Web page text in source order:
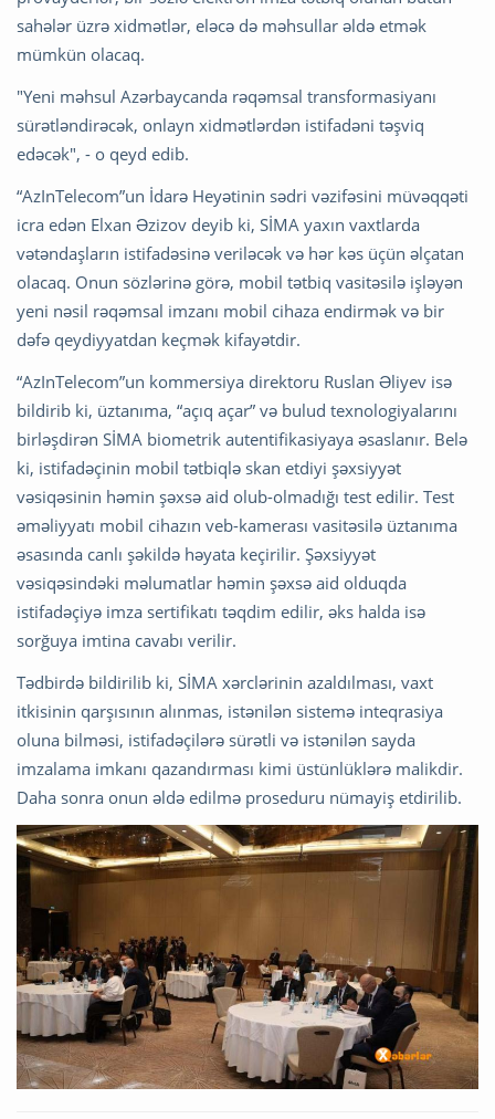
sahələr üzrə xidmətlər, eləcə də məhsullar əldə etmək
mümkün olacaq.
"Yeni məhsul Azərbaycanda rəqəmsal transformasiyanı
sürətləndirəcək, onlayn xidmətlərdən istifadəni təşviq
edəcək", - o qeyd edib.
“AzInTelecom”un İdarə Heyətinin sədri vəzifəsini müvəqqəti
icra edən Elxan Əzizov deyib ki, SİMA yaxın vaxtlarda
vətəndaşların istifadəsinə veriləcək və hər kəs üçün əlçatan
olacaq. Onun sözlərinə görə, mobil tətbiq vasitəsilə işləyən
yeni nəsil rəqəmsal imzanı mobil cihaza endirmək və bir
dəfə qeydiyyatdan keçmək kifayətdir.
“AzInTelecom”un kommersiya direktoru Ruslan Əliyev isə
bildirib ki, üztanıma, “açıq açar” və bulud texnologiyalarını
birləşdirən SİMA biometrik autentifikasiyaya əsaslanır. Belə
ki, istifadəçinin mobil tətbiqlə skan etdiyi şəxsiyyət
vəsiqəsinin həmin şəxsə aid olub-olmadığı test edilir. Test
əməliyyatı mobil cihazın veb-kamerası vasitəsilə üztanıma
əsasında canlı şəkildə həyata keçirilir. Şəxsiyyət
vəsiqəsindəki məlumatlar həmin şəxsə aid olduqda
istifadəçiyə imza sertifikatı təqdim edilir, əks halda isə
sorğuya imtina cavabı verilir.
Tədbirdə bildirilib ki, SİMA xərclərinin azaldılması, vaxt
itkisinin qarşısının alınmas, istənilən sistemə inteqrasiya
oluna bilməsi, istifadəçilərə sürətli və istənilən sayda
imzalama imkanı qazandırması kimi üstünlüklərə malikdir.
Daha sonra onun əldə edilmə proseduru nümayiş etdirilib.